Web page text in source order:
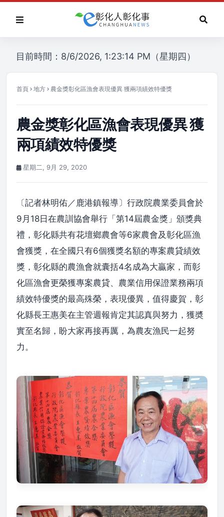
目前時間：8/6/2026, 1:23:14 PM（星期四）
首頁 地方 農金獎彰化區漁會表現優異 獲兩項績效特優獎
農金獎彰化區漁會表現優異 獲
兩項績效特優獎
星期二, 9月 29, 2020
〔記者林明佑／鹿港鎮報導〕行政院農業委員會於
9月18日在農訓協會舉行「第14屆農金獎」頒獎典
禮，彰化縣共有花壇鄉農會等6家農會及彰化區漁
會獲獎，在全國只有6個獲獎名額的專案農貸績效
獎，彰化縣的農漁會就囊括4名成為大贏家，而彰
化區漁會更榮獲專案農貸、農業信用保證業務兩項
績效特優獎的最高殊榮，表現優異，值得慶賀，彰
化縣長王惠美在主管週報肯定其認真與努力，獲奬
實至名歸，盼大家再接再厲，為農友漁民一起努
力。